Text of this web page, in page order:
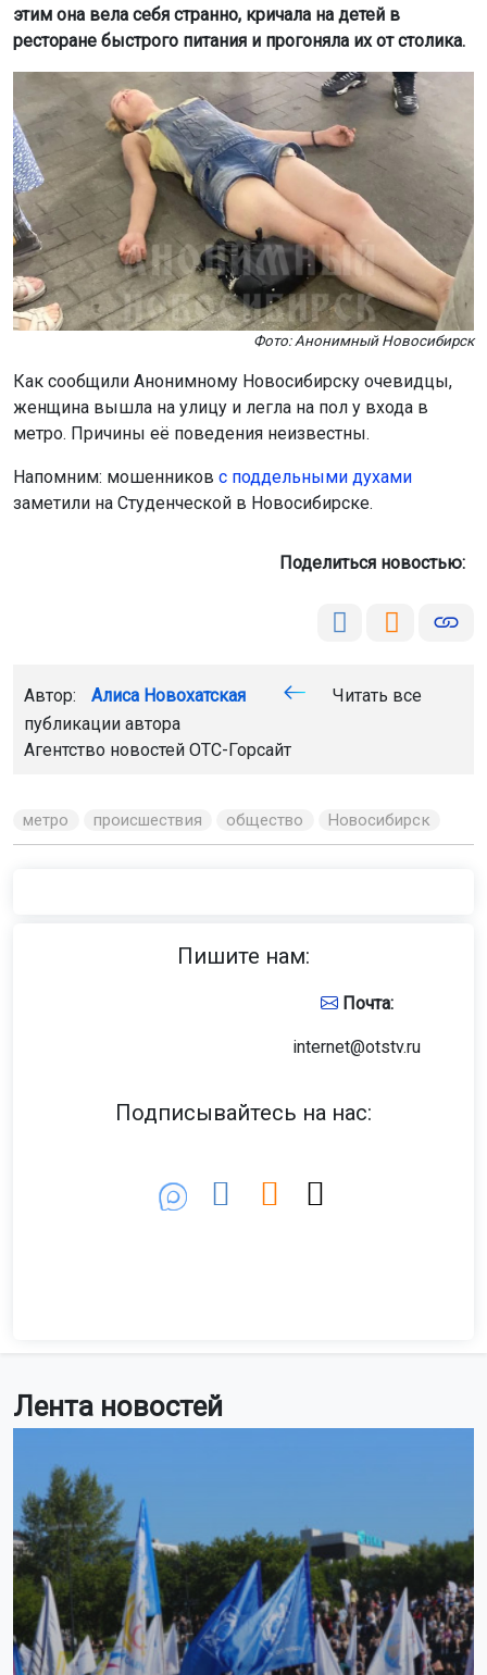
Лента новостей
этим она вела себя странно, кричала на детей в
ресторане быстрого питания и прогоняла их от столика.
Фото: Анонимный Новосибирск
Как сообщили Анонимному Новосибирску очевидцы,
женщина вышла на улицу и легла на пол у входа в
метро. Причины её поведения неизвестны.
Напомним: мошенников с поддельными духами
заметили на Студенческой в Новосибирске.
Поделиться новостью:
Автор: Алиса Новохатская
Читать все
публикации автора
Агентство новостей ОТС-Горсайт
метро происшествия общество Новосибирск
Пишите нам:
Почта:
internet@otstv.ru
Подписывайтесь на нас: